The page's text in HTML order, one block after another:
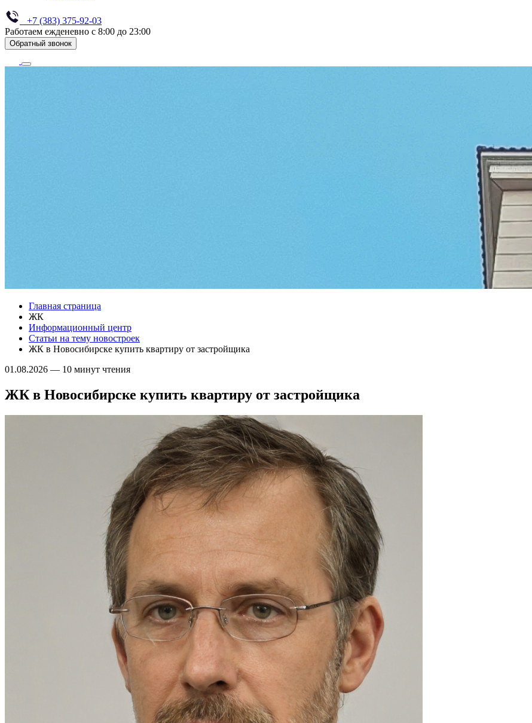
+7 (383) 375-92-03
Работаем ежденевно с 8:00 до 23:00
Обратный звонок
Главная страница
ЖК
Информационный центр
Статьи на тему новостроек
ЖК в Новосибирске купить квартиру от застройщика
01.08.2026 — 10 минут чтения
ЖК в Новосибирске купить квартиру от застройщика